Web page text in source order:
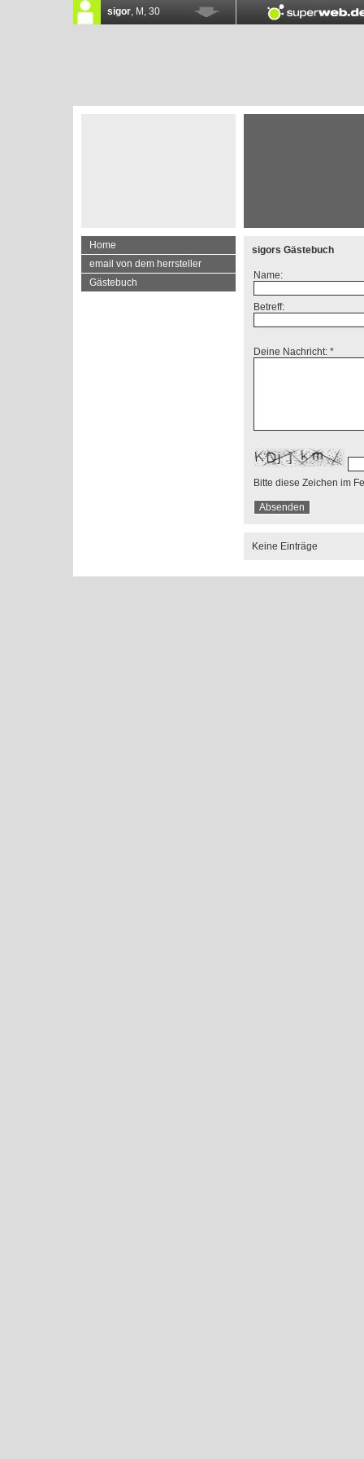
Home
email von dem herrsteller
Gästebuch
sigors Gästebuch
Name:
Betreff:
Deine Nachricht: *
Bitte diese Zeichen im
Keine Einträge